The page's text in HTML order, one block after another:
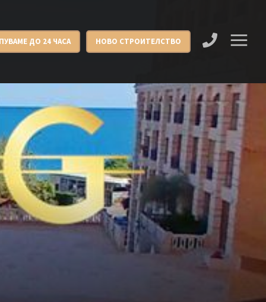
ДО 24 ЧАСА НОВО СТРОИТЕЛСТВО